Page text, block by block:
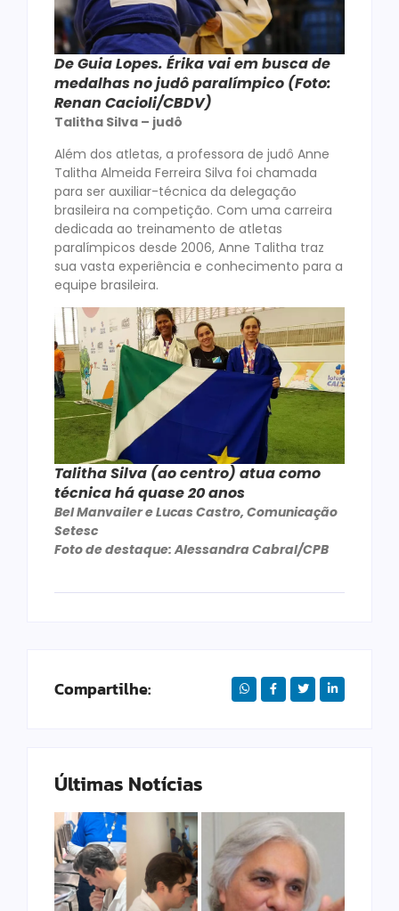
De Guia Lopes. Érika vai em busca de
medalhas no judô paralímpico (Foto:
Renan Cacioli/CBDV)
Talitha Silva – judô
Além dos atletas, a professora de judô Anne
Talitha Almeida Ferreira Silva foi chamada
para ser auxiliar-técnica da delegação
brasileira na competição. Com uma carreira
dedicada ao treinamento de atletas
paralímpicos desde 2006, Anne Talitha traz
sua vasta experiência e conhecimento para a
equipe brasileira.
Talitha Silva (ao centro) atua como
técnica há quase 20 anos
Bel Manvailer e Lucas Castro, Comunicação
Setesc
Foto de destaque: Alessandra Cabral/CPB
Compartilhe:
Últimas Notícias